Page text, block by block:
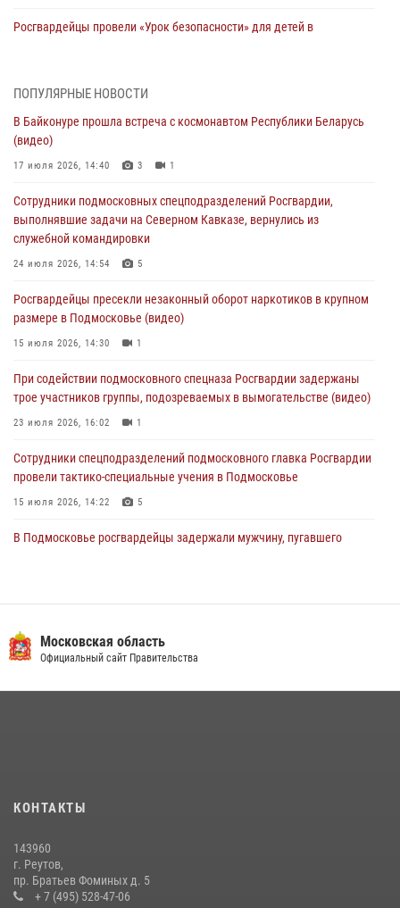
Росгвардейцы провели «Урок безопасности» для детей в
подозреваемые в организации незаконной миграции и
изготовлении поддельных документов (видео)
05 августа 2026, 15:48
Сотрудники спецподразделения подмосковного главка Росгвардии
отработали навыки огневой подготовки на комплексных учениях
04 августа 2026, 12:21
сигналам «Тревога» с охраняемых объектов в Подмосковье
04 августа 2026, 12:15
(видео)
03 августа 2026, 15:32
ПОПУЛЯРНЫЕ НОВОСТИ
В Байконуре прошла встреча с космонавтом Республики Беларусь
(видео)
17 июля 2026, 14:40 3 1
Сотрудники подмосковных спецподразделений Росгвардии,
выполнявшие задачи на Северном Кавказе, вернулись из
служебной командировки
24 июля 2026, 14:54 5
Росгвардейцы пресекли незаконный оборот наркотиков в крупном
размере в Подмосковье (видео)
15 июля 2026, 14:30 1
При содействии подмосковного спецназа Росгвардии задержаны
трое участников группы, подозреваемых в вымогательстве (видео)
23 июля 2026, 16:02 1
Сотрудники спецподразделений подмосковного главка Росгвардии
провели тактико-специальные учения в Подмосковье
15 июля 2026, 14:22 5
В Подмосковье росгвардейцы задержали мужчину, пугавшего
федеральном розыске (видео)
22 июля 2026, 14:15 1
18 июля 2026, 07:03
сотрудников спецподразделений в преодолении полосы
препятствий со стрельбой
14 июля 2026, 15:13
Московская область
Официальный сайт Правительства
КОНТАКТЫ
143960
г. Реутов,
пр. Братьев Фоминых д. 5
+ 7 (495) 528-47-06